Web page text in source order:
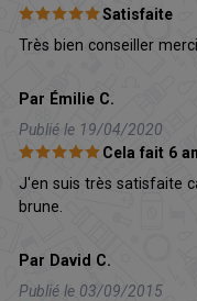
Satisfaite
Très bien conseiller merci
Par Émilie C.
Publié le 19/04/2020
Cela fait 6
J'en suis très satisfaite
brune.
Par David C.
Publié le 03/09/2015